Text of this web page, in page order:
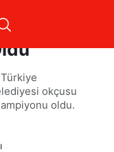
okçusu
oldu.